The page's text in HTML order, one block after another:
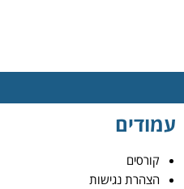
עמודים
קורסים
הצהרת נגישות